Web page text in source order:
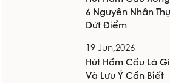
6 Nguyên Nhân
Dứt Điểm
19 Jun,2026
Hút Hầm Cầu Là
Và Lưu Ý Cần Biết